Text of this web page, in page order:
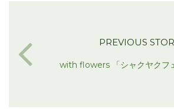
PREVIOUS
with flowers 「シャクヤクフ